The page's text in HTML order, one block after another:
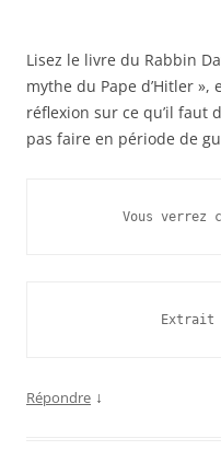
Lisez le livre du Rabbin
mythe du Pape d’Hitler
réflexion sur ce qu’il faut
pas faire en période de
Vous verrez
Extrait
Répondre ↓